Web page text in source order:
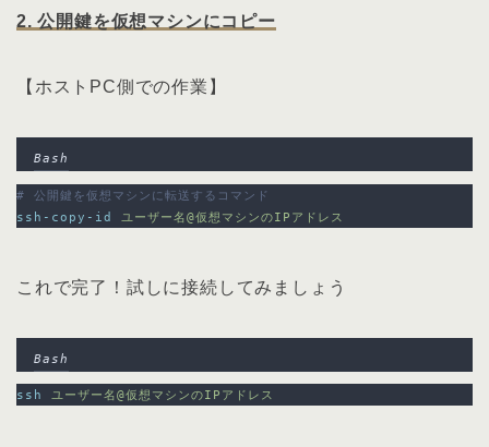
2. 公開鍵を仮想マシンにコピー
【ホストPC側での作業】
Bash
# 公開鍵を仮想マシンに転送するコマンド
ssh-copy-id
ユーザー名@仮想マシンのIPアドレス
これで完了！試しに接続してみましょう
Bash
ssh ユーザー名@仮想マシンのIPアドレス